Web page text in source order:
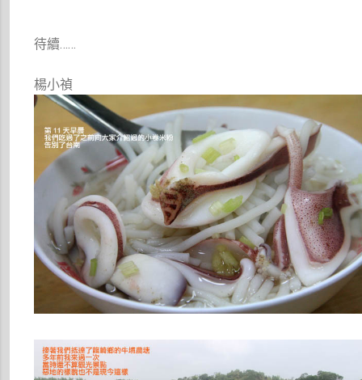
待續……
楊小禎